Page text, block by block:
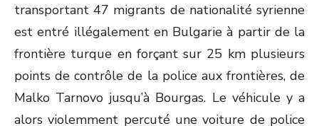
transportant 47 migrants de nationalité syrienne
est entré illégalement en Bulgarie à partir de la
frontière turque en forçant sur 25 km plusieurs
points de contrôle de la police aux frontières, de
Malko Tarnovo jusqu’à Bourgas. Le véhicule y a
alors violemment percuté une voiture de police